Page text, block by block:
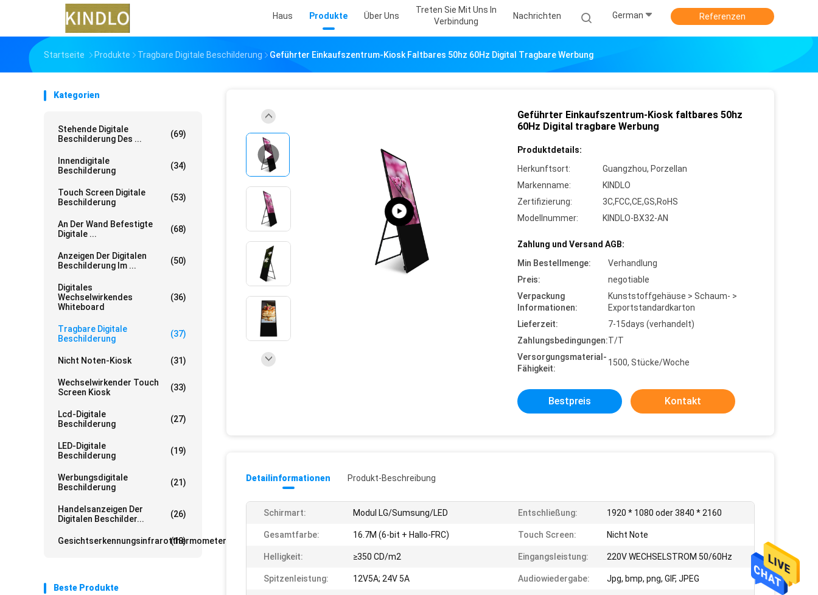
Haus Produkte Über Uns
Treten Sie Mit Uns In
Verbindung
Nachrichten German Referenzen
Startseite Produkte Tragbare Digitale Beschilderung Geführter Einkaufszentrum-Kiosk Faltbares 50hz 60Hz Digital Tragbare Werbung
Kategorien
Stehende Digitale
Beschilderung Des ...
(69)
Innendigitale
Beschilderung
(34)
Touch Screen Digitale
Beschilderung
(53)
An Der Wand Befestigte
Digitale ...
(68)
Anzeigen Der Digitalen
Beschilderung Im ...
(50)
Digitales
Wechselwirkendes
Whiteboard
(36)
Tragbare Digitale
Beschilderung
(37)
Nicht Noten-Kiosk (31)
Wechselwirkender Touch
Screen Kiosk
(33)
Lcd-Digitale
Beschilderung
(27)
LED-Digitale
Beschilderung
(19)
Werbungsdigitale
Beschilderung
(21)
Handelsanzeigen Der
Digitalen Beschilder...
(26)
Gesichtserkennungsinfrarotthermometer
(18)
Beste Produkte
Geführter Einkaufszentrum-Kiosk faltbares 50hz
60Hz Digital tragbare Werbung
Produktdetails:
Herkunftsort:
Guangzhou, Porzellan
Markenname:
KINDLO
Zertifizierung:
3C,FCC,CE,GS,RoHS
Modellnummer:
KINDLO-BX32-AN
Zahlung und Versand AGB:
Min Bestellmenge:
Verhandlung
Preis:
negotiable
Verpackung
Informationen:
Kunststoffgehäuse > Schaum- >
Exportstandardkarton
Lieferzeit:
7-15days (verhandelt)
Zahlungsbedingungen:T/T
Versorgungsmaterial-
Fähigkeit:
1500, Stücke/Woche
Bestpreis Kontakt
Detailinformationen Produkt-Beschreibung
Schirmart: Modul LG/Sumsung/LED Entschließung: 1920 * 1080 oder 3840 * 2160
Gesamtfarbe: 16.7M (6-bit + Hallo-FRC) Touch Screen: Nicht Note
Helligkeit: ≥350 CD/m2 Eingangsleistung: 220V WECHSELSTROM 50/60Hz
Spitzenleistung: 12V5A; 24V 5A Audiowiedergabe: Jpg, bmp, png, GIF, JPEG